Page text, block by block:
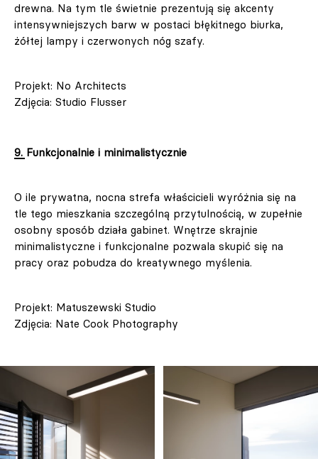
drewna. Na tym tle świetnie prezentują się akcenty
intensywniejszych barw w postaci błękitnego biurka,
żółtej lampy i czerwonych nóg szafy.
Projekt: No Architects
Zdjęcia: Studio Flusser
9. Funkcjonalnie i minimalistycznie
O ile prywatna, nocna strefa właścicieli wyróżnia się na
tle tego mieszkania szczególną przytulnością, w zupełnie
osobny sposób działa gabinet. Wnętrze skrajnie
minimalistyczne i funkcjonalne pozwala skupić się na
pracy oraz pobudza do kreatywnego myślenia.
Projekt: Matuszewski Studio
Zdjęcia: Nate Cook Photography